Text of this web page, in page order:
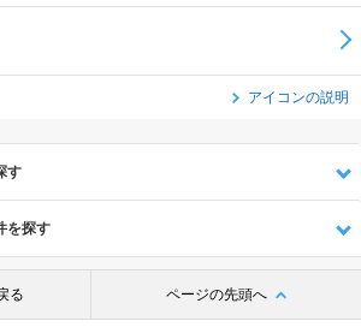
アイコンの説明
す
を探す
る ページの先頭へ